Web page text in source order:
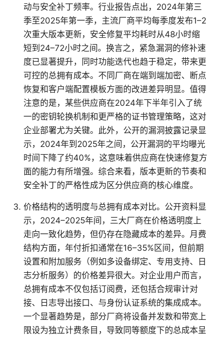
动与安全补丁频率。行业报告点出，2024年第三
季至2025年第一季，主流厂商平均每季度发布1–2
次重大版本更新，安全修复平均耗时从48小时缩
短到24–72小时之间。换言之，紧急漏洞的修补速
度已显著提升，同时功能迭代也趋于稳定，带来更
可控的总拥有成本。不同厂商在端到端加密、断点
恢复和客户端配置模板方面的改进差异明显。值得
注意的是，某些供应商在2024年下半年引入了统
一的密钥轮换机制和更严格的证书管理策略，这对
企业部署尤为关键。此外，公开的漏洞披露记录显
示，2024年到2025年之间，公开漏洞的平均曝光
时间下降了约40%，这意味着供应商在快速修复方
面的能力有所增强。综合来看，版本更新的节奏和
安全补丁的严格性成为区分供应商的核心维度。
价格结构的透明度与总拥有成本对比。公开资料显
示，2024–2025年间，三大厂商在价格透明度上
走向一致化趋势，但仍存在隐藏成本的差异。月费
结构方面，年付折扣通常在16–35%区间，但前期
设置和附加服务（例如多设备绑定、专用支持、日
志分析服务）的价格差异很大。对企业用户而言，
总拥有成本不仅包括订阅费，还包括合规审计对
接、日志导出接口、与身份认证系统的集成成本。
一个显著趋势是，部分厂商将设备并发数和带宽上
限设为独立计费条目，导致同等额度下的总成本呈